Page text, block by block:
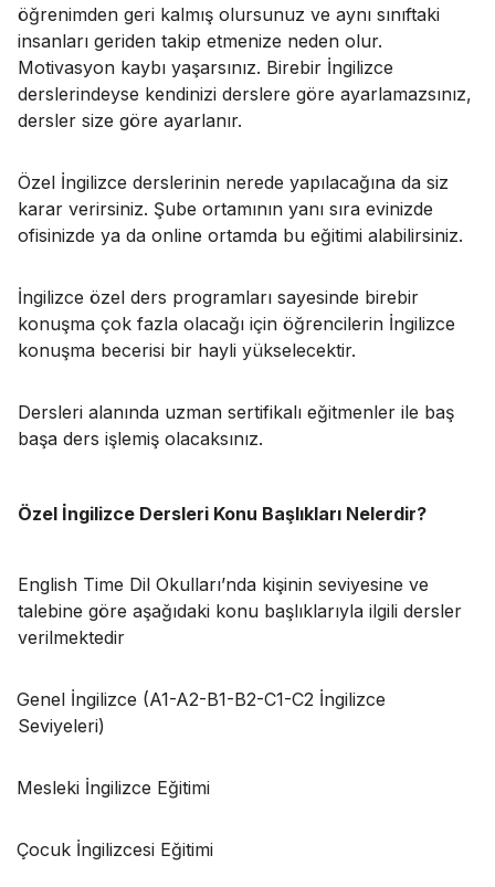
öğrenimden geri kalmış olursunuz ve aynı sınıftaki
insanları geriden takip etmenize neden olur.
Motivasyon kaybı yaşarsınız. Birebir İngilizce
derslerindeyse kendinizi derslere göre ayarlamazsınız,
dersler size göre ayarlanır.
Özel İngilizce derslerinin nerede yapılacağına da siz
karar verirsiniz. Şube ortamının yanı sıra evinizde
ofisinizde ya da online ortamda bu eğitimi alabilirsiniz.
İngilizce özel ders programları sayesinde birebir
konuşma çok fazla olacağı için öğrencilerin İngilizce
konuşma becerisi bir hayli yükselecektir.
Dersleri alanında uzman sertifikalı eğitmenler ile baş
başa ders işlemiş olacaksınız.
Özel İngilizce Dersleri Konu Başlıkları Nelerdir?
English Time Dil Okulları’nda kişinin seviyesine ve
talebine göre aşağıdaki konu başlıklarıyla ilgili dersler
verilmektedir
Genel İngilizce (A1-A2-B1-B2-C1-C2 İngilizce
Seviyeleri)
Mesleki İngilizce Eğitimi
Çocuk İngilizcesi Eğitimi